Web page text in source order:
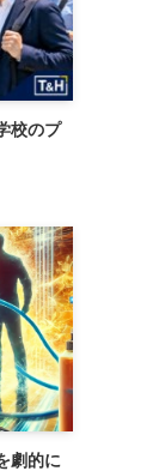
校のプ
劇的に